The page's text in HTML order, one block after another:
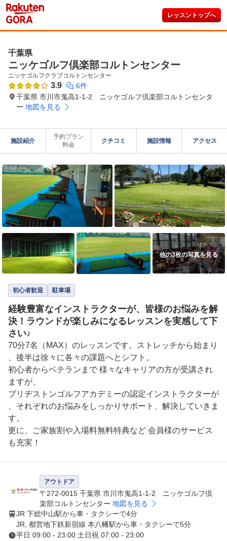
レッスントップへ
千葉県
ニッケゴルフ倶楽部コルトンセンター
ニッケゴルフクラブコルトンセンター
3.9
6件
千葉県 市川市鬼高1-1-2 ニッケゴルフ倶楽部コルトンセンタ
ー 地図を見る
施設紹介
予約プラン
料金
クチコミ 施設情報 アクセス
他の3枚の写真を見る
初心者歓迎 駐車場
経験豊富なインストラクターが、皆様のお悩みを解
決！ラウンドが楽しみになるレッスンを実感して下
さい♪
70分7名（MAX）のレッスンです。ストレッチから始まり
、後半は徐々に各々の課題へとシフト。
初心者からベテランまで 様々なキャリアの方が受講され
ますが、
ブリヂストンゴルフアカデミーの認定インストラクターが
、それぞれのお悩みをしっかりサポート、解決していきま
す。
更に、ご家族割や入場料無料特典など 会員様のサービス
も充実！
員様と共に通常のレッスンをお楽しみ下さい。
毎日多くのレッスンスケジュールをご用意しておりますの
で ご都合に合わせてご予約を承る事が可能です。
男性5名・女性1名の個性豊かなインストラクター陣が、
皆様のお越しをお待ちしております！
アウトドア
〒272-0015 千葉県 市川市鬼高1-1-2 ニッケゴルフ倶
楽部コルトンセンター 地図を見る
JR 下総中山駅から車・タクシーで4分
JR, 都営地下鉄新宿線 本八幡駅から車・タクシーで5分
平日 09:00 - 23:00 土日祝 07:00 - 23:00